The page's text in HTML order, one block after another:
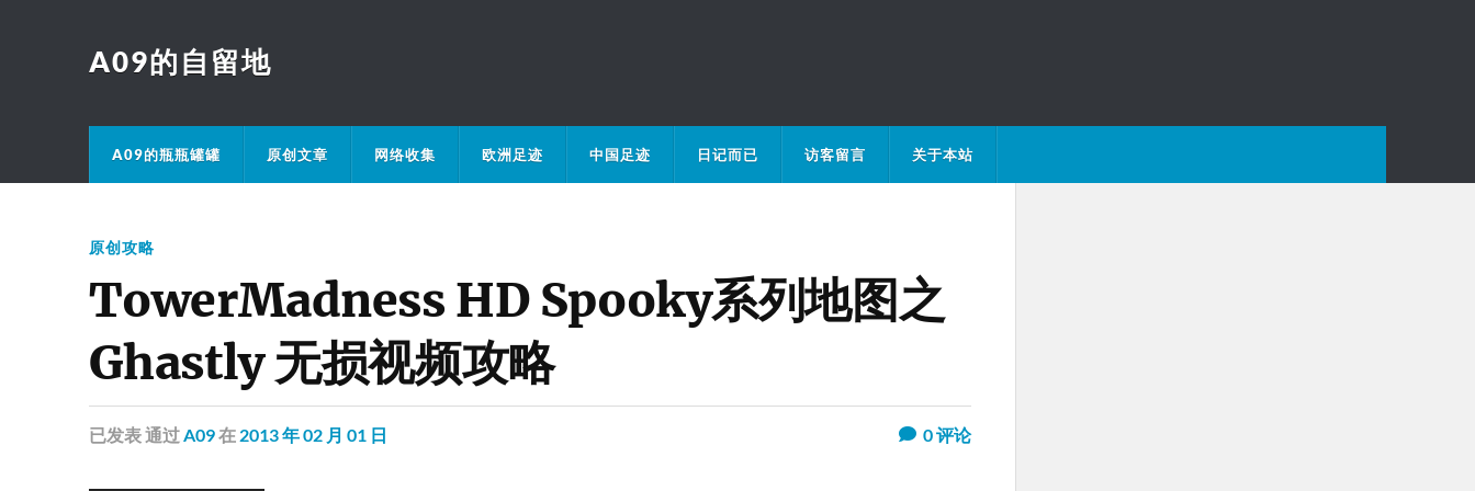
A09的自留地
A09的瓶瓶罐罐 原创文章 网络收集 欧洲足迹 中国足迹 日记而已 访客留言 关于本站
原创攻略
TowerMadness HD Spooky系列地图之
Ghastly 无损视频攻略
已发表通过A09在 2013 年 02 月 01 日 0评论